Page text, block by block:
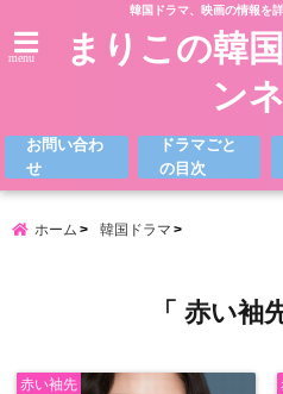
韓国ドラマ、映画の情報を
menu
まりこの韓
ン
お問い合わ
せ
ドラマごと
の目次
ホーム 韓国ドラマ
「 赤い袖
赤い袖先